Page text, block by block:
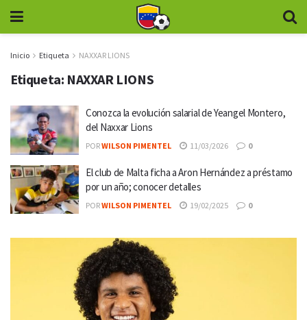
Inicio Etiqueta NAXXAR LIONS
Etiqueta: NAXXAR LIONS
Conozca la evolución salarial de Yeangel Montero,
del Naxxar Lions
PORWILSON PIMENTEL 11/03/2026 0
El club de Malta ficha a Aron Hernández a préstamo
por un año; conocer detalles
PORWILSON PIMENTEL 19/02/2025 0